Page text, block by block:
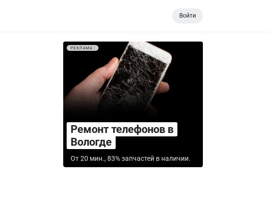
Войти
РЕКЛАМА
Ремонт телефонов в
Вологде
От 20 мин., 83% запчастей в наличии.